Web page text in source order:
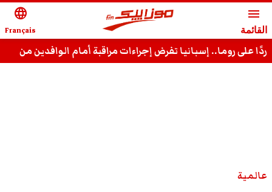
menu
القائمة
language
Français
ردًا على روما.. إسبانيا تفرض إجراءات مراقبة أمام الوافدين من
عالمية